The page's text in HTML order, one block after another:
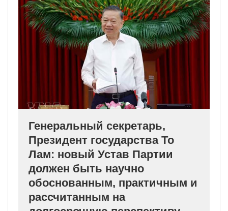
Генеральный секретарь,
Президент государства То
Лам: новый Устав Партии
должен быть научно
обоснованным, практичным и
рассчитанным на